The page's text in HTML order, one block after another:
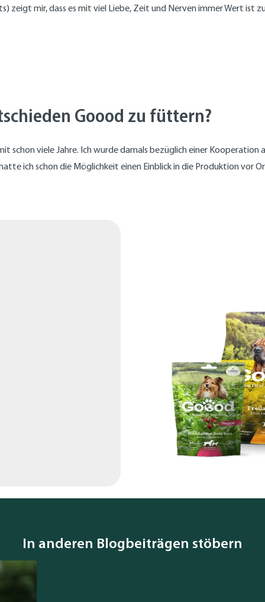
zeigt mir, dass es mit viel Liebe, Zeit und Nerven immer Wert ist
Goood zu füttern?
schon viele Jahre. Ich wurde damals bezüglich einer
ich schon die Möglichkeit einen Einblick in die Produktion vor
In anderen Blogbeiträgen stöbern